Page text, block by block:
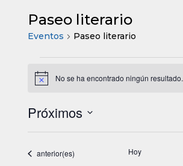
Paseo literario
Eventos Paseo literario
Eventos
Aviso No se ha encontrado ningún resultado.
Próximos
Selecciona
fecha.
Eventos
anterior(es) Hoy